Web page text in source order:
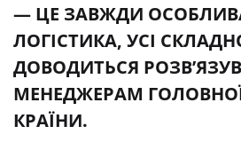
— ЦЕ ЗАВЖДИ
ЛОГІСТИКА, УСІ
ДОВОДИТЬСЯ
МЕНЕДЖЕРАМ
КРАЇНИ.